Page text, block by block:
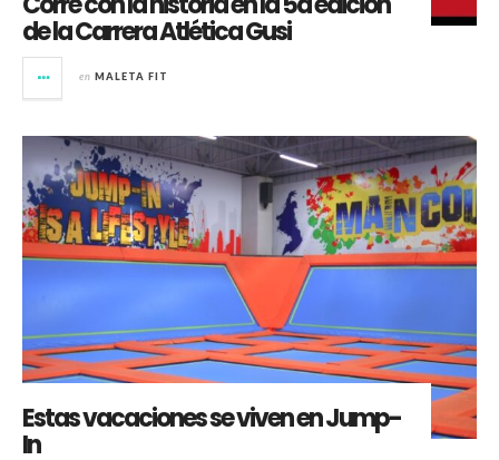
de la Carrera Atlética Gusi
en MALETA FIT
Estas vacaciones se viven en Jump-
In